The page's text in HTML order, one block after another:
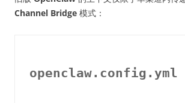
Channel Bridge 模式：
openclaw.config.yml -